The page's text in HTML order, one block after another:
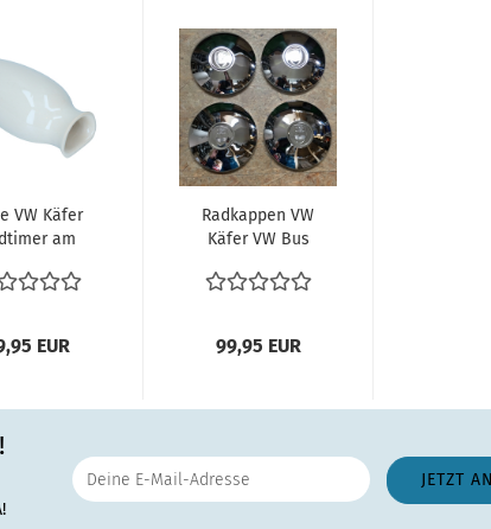
VW Käfer
am
EUR
Radkappen VW
Käfer VW Bus
verchromte
99,95 EUR